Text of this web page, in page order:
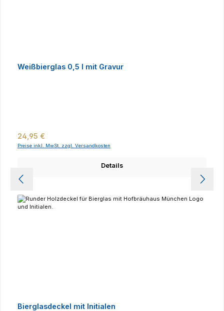
Weißbierglas 0,5 l mit Gravur
Regulärer Preis:
24,95 €
Preise inkl. MwSt. zzgl. Versandkosten
Details
Bierglasdeckel mit Initialen